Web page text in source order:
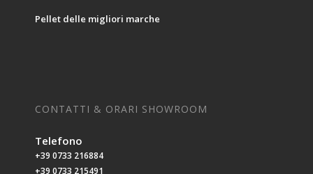
Pellet delle migliori marche
CONTATTI & ORARI SHOWROOM
Telefono
+39 0733 216884
+39 0733 215491